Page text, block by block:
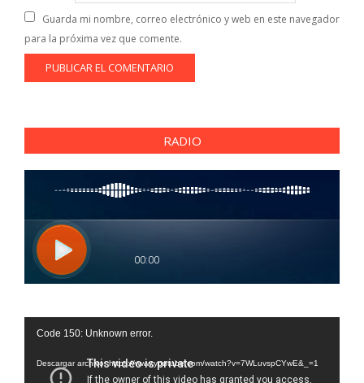
Guarda mi nombre, correo electrónico y web en este navegador
para la próxima vez que comente.
RADIO
Reproductor
vídeo
Code 150: Unknown error.
Descargar archivo: https://www.youtube.com/watch?v=7WLuvspCYwE&_=1